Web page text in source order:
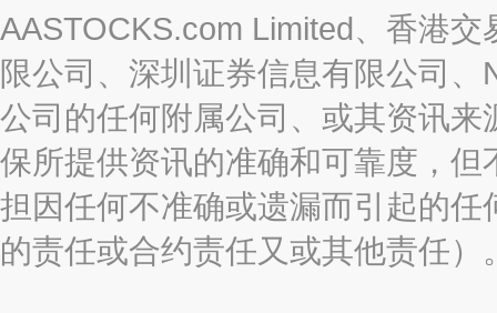
AASTOCKS.com Limited、香港
限公司、深圳证券信息有限公司
公司的任何附属公司、或其资讯
保所提供资讯的准确和可靠度，
担因任何不准确或遗漏而引起的
的责任或合约责任又或其他责任）